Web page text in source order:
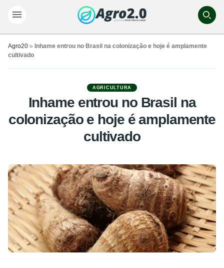
Agro20 » Inhame entrou no Brasil na colonização e hoje é amplamente
cultivado
AGRICULTURA
Inhame entrou no Brasil na
colonização e hoje é amplamente
cultivado